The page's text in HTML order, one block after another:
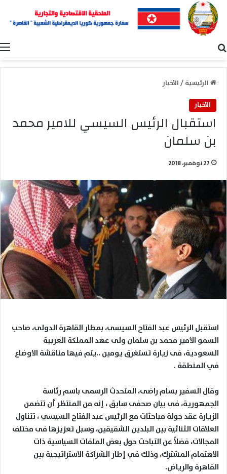
الرئيسية/الأخبار
الأخبار
استقبال الرئيس السيسي للامير محمد
بن سلمان
27 نوفمبر، 2018
استقبل الرئيس عبد الفتاح السيسى، بمطار القاهرة الدولى، صاحب
السمو الأمير محمد بن سلمان ولى عهد المملكة العربية
السعودية، فى زيارة تستغرق يومين ..يتم فيها مناقشة الاوضاع
في المنطقة .
وقال السفير بسام راضى، المتحدث الرسمى باسم رئاسة
الجمهورية، فى بيان صحفى سابق ، إنه من المنتظر أن تتضمن
الزيارة عقد جولة مباحثات مع الرئيس عبد الفتاح السيسي ، تتناول
العلاقات الثنائية بين البلدين الشقيقين، وسبل تعزيزها فى مختلف
المجالات، فضلاً عن التباحث حول بعض الملفات السياسية ذات
الاهتمام المشترك، وذلك في إطار الشراكة الاستراتيجية بين
القاهرة والرياض.